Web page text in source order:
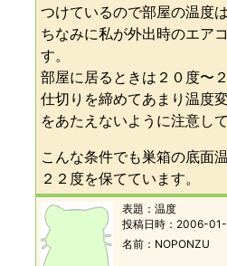
つけているので部屋の温度
ちなみに私が外出時のエア
す。
部屋に居るときは２０度〜
仕切りを締めてあまり温度
をあたえないように注意して
こんな条件でも巣箱の底面
２２度を保てています。
表題： 温度
投稿日時： 2006-
名前
NOPONZU